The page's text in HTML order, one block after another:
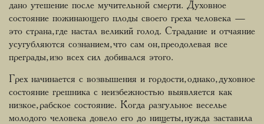
дано утешение после мучительной смерти. Духовное
состояние пожинающего плоды своего греха человека —
это страна, где настал великий голод. Страдание и отчаяние
усугубляются сознанием, что сам он, преодолевая все
преграды, изо всех сил добивался этого.
Грех начинается с возвышения и гордости, однако, духовное
состояние грешника с неизбежностью выявляется как
низкое, рабское состояние. Когда разгульное веселье
молодого человека довело его до нищеты, нужда заставила